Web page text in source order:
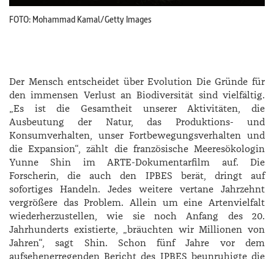
FOTO: Mohammad Kamal/Getty Images
Der Mensch entscheidet über Evolution Die Gründe für
den immensen Verlust an Biodiversität sind vielfältig.
„Es ist die Gesamtheit unserer Aktivitäten, die
Ausbeutung der Natur, das Produktions- und
Konsumverhalten, unser Fortbewegungsverhalten und
die Expansion“, zählt die französische Meeresökologin
Yunne Shin im ARTE-Dokumentarfilm auf. Die
Forscherin, die auch den IPBES berät, dringt auf
sofortiges Handeln. Jedes weitere vertane Jahrzehnt
vergrößere das Problem. Allein um eine Artenvielfalt
wiederherzustellen, wie sie noch Anfang des 20.
Jahrhunderts existierte, „bräuchten wir Millionen von
Jahren“, sagt Shin. Schon fünf Jahre vor dem